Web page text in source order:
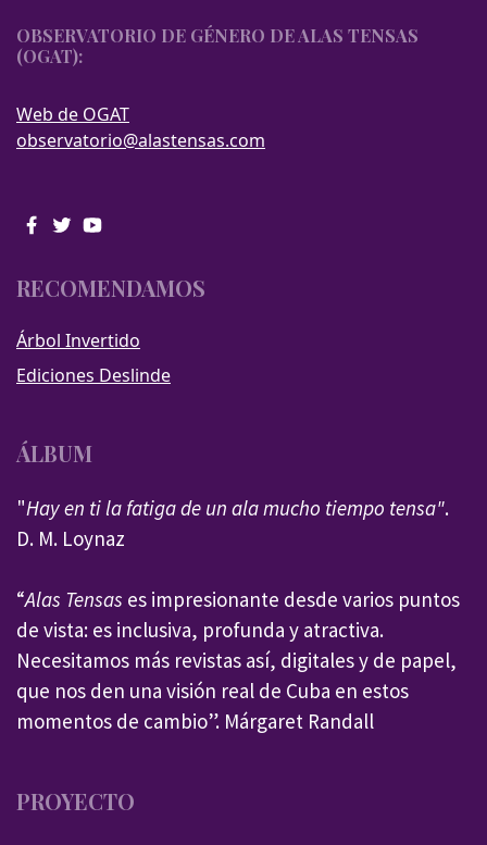
OBSERVATORIO DE GÉNERO DE ALAS TENSAS
(OGAT):
Web de OGAT
observatorio@alastensas.com
RECOMENDAMOS
Árbol Invertido
Ediciones Deslinde
ÁLBUM
"Hay en ti la fatiga de un ala mucho tiempo tensa".
D. M. Loynaz
“Alas Tensas es impresionante desde varios puntos
de vista: es inclusiva, profunda y atractiva.
Necesitamos más revistas así, digitales y de papel,
que nos den una visión real de Cuba en estos
momentos de cambio”. Márgaret Randall
PROYECTO